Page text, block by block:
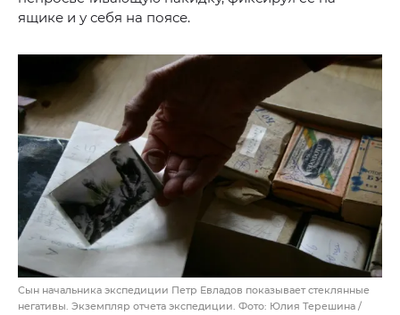
ящике и у себя на поясе.
Сын начальника экспедиции Петр Евладов показывает стеклянные
негативы. Экземпляр отчета экспедиции. Фото: Юлия Терешина /